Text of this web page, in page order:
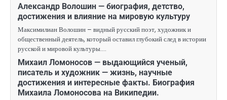
Александр Волошин — биография, детство,
достижения и влияние на мировую культуру
Максимилиан Волошин – видный русский поэт, художник и
общественный деятель, который оставил глубокий след в истории
русской и мировой культуры.…
Михаил Ломоносов — выдающийся ученый,
писатель и художник — жизнь, научные
достижения и интересные факты. Биография
Михаила Ломоносова на Википедии.